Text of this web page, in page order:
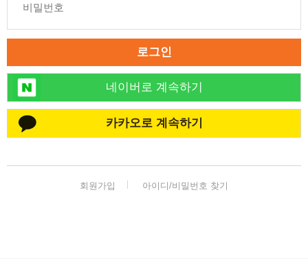
로그인
네이버로 계속하기
카카오로 계속하기
회원가입 아이디/비밀번호 찾기